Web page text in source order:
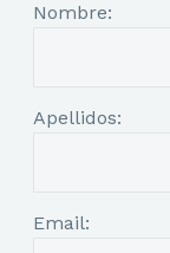
Nombre:
Apellidos:
Email: